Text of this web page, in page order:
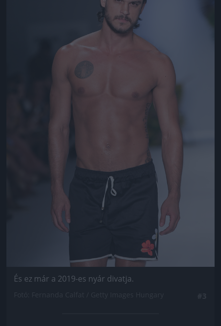
És ez már a 2019-es nyár divatja.